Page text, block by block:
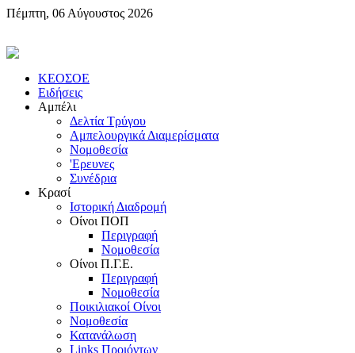
Πέμπτη, 06 Αύγουστος 2026
KEOΣOE
Ειδήσεις
Αμπέλι
Δελτία Τρύγου
Αμπελουργικά Διαμερίσματα
Nομοθεσία
'Eρευνες
Συνέδρια
Κρασί
Iστορική Διαδρομή
Oίνοι ΠOΠ
Περιγραφή
Nομοθεσία
Oίνοι Π.Γ.E.
Περιγραφή
Νομοθεσία
Ποικιλιακοί Oίνοι
Nομοθεσία
Κατανάλωση
Links Προιόντων